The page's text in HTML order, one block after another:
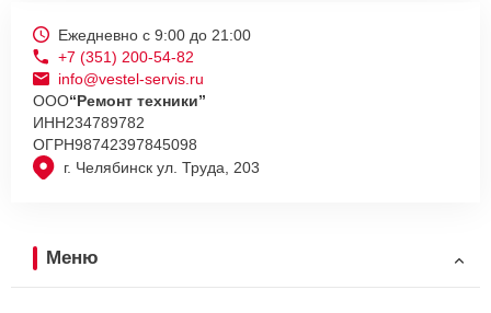
г. Челябинск ул. Труда, 203
Ежедневно с 9:00 до 21:00
+7 (351) 200-54-82
info@vestel-servis.ru
ООО“Ремонт техники”
ИНН234789782
ОГРН98742397845098
Меню